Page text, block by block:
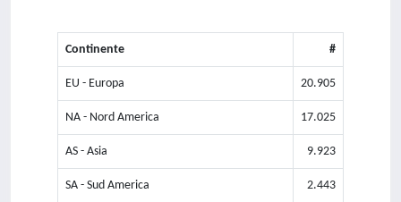
Continente #
EU - Europa 20.905
NA - Nord America 17.025
AS - Asia 9.923
SA - Sud America 2.443